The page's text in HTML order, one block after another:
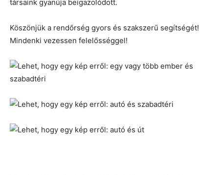
társaink gyanúja beigazolódott.
Köszönjük a rendőrség gyors és szakszerű segítségét!
Mindenki vezessen felelősséggel!